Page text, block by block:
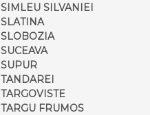
SIMLEU SILVANIEI
SLATINA
SLOBOZIA
SUCEAVA
SUPUR
TANDAREI
TARGOVISTE
TARGU FRUMOS